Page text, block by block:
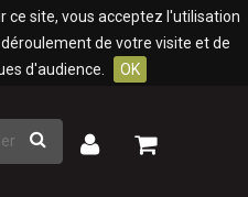
ce site, vous acceptez l'utilisation
de votre visite et de
d'audience.
OK
Rechercher
Mon
Mon